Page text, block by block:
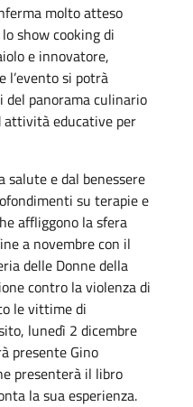
molto atteso
lo show cooking di
e innovatore,
l’evento si potrà
panorama culinario
educative per
salute e dal benessere
su terapie e
affliggono la sfera
a novembre con il
delle Donne della
contro la violenza di
le vittime di
lunedì 2 dicembre
presente Gino
presenterà il libro
la sua esperienza.